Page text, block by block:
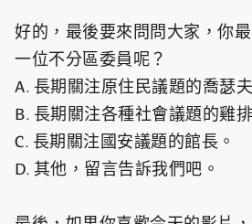
好的，最後要來問問大家，你
一位不分區委員呢？
A. 長期關注原住民議題的喬瑟夫
B. 長期關注各種社會議題的雞
C. 長期關注國安議題的館長。
D. 其他，留言告訴我們吧。